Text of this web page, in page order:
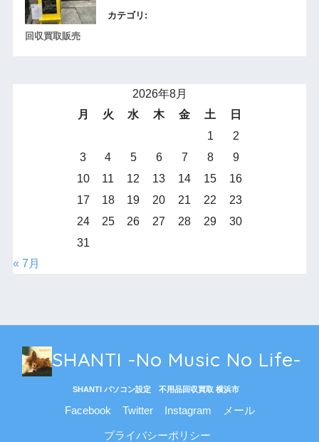
カテゴリ:
回収買取販売
2026年8月
月
火 水 木 金 土
日
1
2
3
4 5 6 7 8
9
10
11 12 13 14 15
16
17
18 19 20 21 22
23
24
25 26 27 28 29
30
31
« 7月
SHANTI -No Music No Life-
SHANTI パソコン設定 不用品回収買取 横浜市
Facebook Twitter Instagram メール
プライバシーポリシー